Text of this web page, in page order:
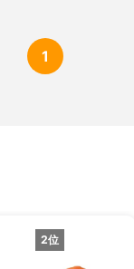
1
2位